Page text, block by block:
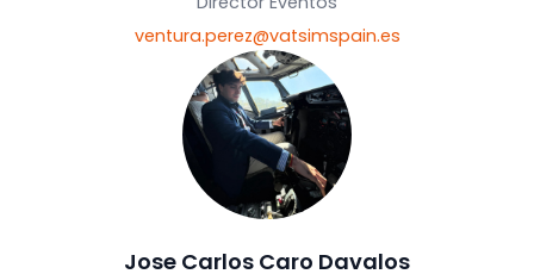
eventos@vatsimspain.es